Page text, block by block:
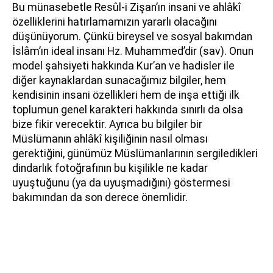
Bu münasebetle Resûl-i Zişan’ın insani ve ahlâkî
özelliklerini hatırlamamızın yararlı olacağını
düşünüyorum. Çünkü bireysel ve sosyal bakımdan
İslâm’ın ideal insanı Hz. Muhammed’dir (sav). Onun
model şahsiyeti hakkında Kur’an ve hadisler ile
diğer kaynaklardan sunacağımız bilgiler, hem
kendisinin insani özellikleri hem de inşa ettiği ilk
toplumun genel karakteri hakkında sınırlı da olsa
bize fikir verecektir. Ayrıca bu bilgiler bir
Müslümanın ahlâkî kişiliğinin nasıl olması
gerektiğini, günümüz Müslümanlarının sergiledikleri
dindarlık fotoğrafının bu kişilikle ne kadar
uyuştuğunu (ya da uyuşmadığını) göstermesi
bakımından da son derece önemlidir.